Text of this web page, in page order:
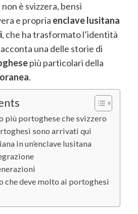
non è svizzera, bensì
e propria enclave lusitana
, che ha trasformato l’identità
una delle storie di
più particolari della
.
più portoghese che svizzero
sono arrivati qui
in un’enclave lusitana
che deve molto ai portoghesi